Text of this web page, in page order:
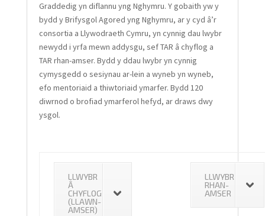
Graddedig yn diflannu yng Nghymru. Y gobaith yw y
bydd y Brifysgol Agored yng Nghymru, ar y cyd â’r
consortia a Llywodraeth Cymru, yn cynnig dau lwybr
newydd i yrfa mewn addysgu, sef TAR â chyflog a
TAR rhan-amser. Bydd y ddau lwybr yn cynnig
cymysgedd o sesiynau ar-lein a wyneb yn wyneb,
efo mentoriaid a thiwtoriaid ymarfer. Bydd 120
diwrnod o brofiad ymarferol hefyd, ar draws dwy
ysgol.
LLWYBR
Â
CHYFLOG
(LLAWN-
AMSER)
LLWYBR
RHAN-
AMSER